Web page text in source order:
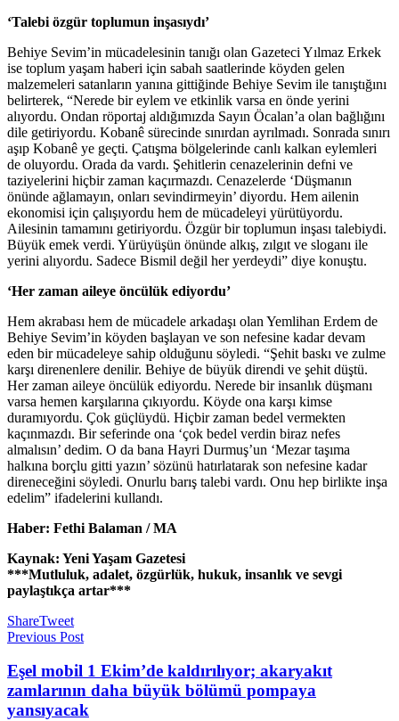
‘Talebi özgür toplumun inşasıydı’
Behiye Sevim’in mücadelesinin tanığı olan Gazeteci Yılmaz Erkek
ise toplum yaşam haberi için sabah saatlerinde köyden gelen
malzemeleri satanların yanına gittiğinde Behiye Sevim ile tanıştığını
belirterek, “Nerede bir eylem ve etkinlik varsa en önde yerini
alıyordu. Ondan röportaj aldığımızda Sayın Öcalan’a olan bağlığını
dile getiriyordu. Kobanê sürecinde sınırdan ayrılmadı. Sonrada sınırı
aşıp Kobanê ye geçti. Çatışma bölgelerinde canlı kalkan eylemleri
de oluyordu. Orada da vardı. Şehitlerin cenazelerinin defni ve
taziyelerini hiçbir zaman kaçırmazdı. Cenazelerde ‘Düşmanın
önünde ağlamayın, onları sevindirmeyin’ diyordu. Hem ailenin
ekonomisi için çalışıyordu hem de mücadeleyi yürütüyordu.
Ailesinin tamamını getiriyordu. Özgür bir toplumun inşası talebiydi.
Büyük emek verdi. Yürüyüşün önünde alkış, zılgıt ve sloganı ile
yerini alıyordu. Sadece Bismil değil her yerdeydi” diye konuştu.
‘Her zaman aileye öncülük ediyordu’
Hem akrabası hem de mücadele arkadaşı olan Yemlihan Erdem de
Behiye Sevim’in köyden başlayan ve son nefesine kadar devam
eden bir mücadeleye sahip olduğunu söyledi. “Şehit baskı ve zulme
karşı direnenlere denilir. Behiye de büyük direndi ve şehit düştü.
Her zaman aileye öncülük ediyordu. Nerede bir insanlık düşmanı
varsa hemen karşılarına çıkıyordu. Köyde ona karşı kimse
duramıyordu. Çok güçlüydü. Hiçbir zaman bedel vermekten
kaçınmazdı. Bir seferinde ona ‘çok bedel verdin biraz nefes
almalısın’ dedim. O da bana Hayri Durmuş’un ‘Mezar taşıma
halkına borçlu gitti yazın’ sözünü hatırlatarak son nefesine kadar
direneceğini söyledi. Onurlu barış talebi vardı. Onu hep birlikte inşa
edelim” ifadelerini kullandı.
Haber: Fethi Balaman / MA
Kaynak: Yeni Yaşam Gazetesi
***Mutluluk, adalet, özgürlük, hukuk, insanlık ve sevgi
paylaştıkça artar***
ShareTweet
Previous Post
Eşel mobil 1 Ekim’de kaldırılıyor; akaryakıt
zamlarının daha büyük bölümü pompaya
yansıyacak